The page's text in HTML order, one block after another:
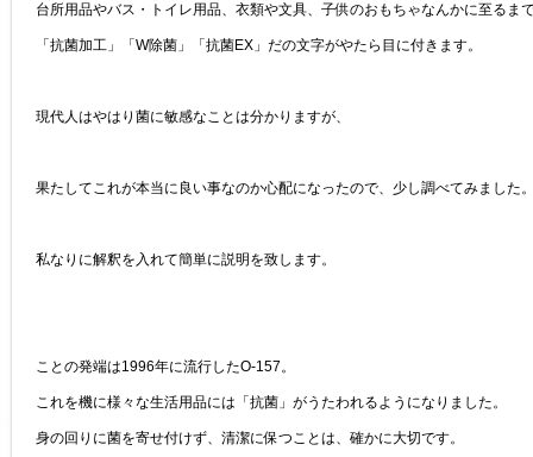
台所用品やバス・トイレ用品、衣類や文具、子供のおもちゃなんかに至るま
「抗菌加工」「W除菌」「抗菌EX」だの文字がやたら目に付きます。
現代人はやはり菌に敏感なことは分かりますが、
果たしてこれが本当に良い事なのか心配になったので、少し調べてみました
私なりに解釈を入れて簡単に説明を致します。
ことの発端は1996年に流行したO-157。
これを機に様々な生活用品には「抗菌」がうたわれるようになりました。
身の回りに菌を寄せ付けず、清潔に保つことは、確かに大切です。